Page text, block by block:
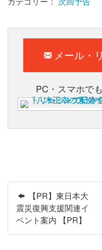
メール・
PC・スマホで
【PR】東日本大
震災復興支援関連イ
ベント案内 【PR】